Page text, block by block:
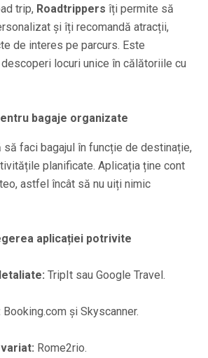
trip, Roadtrippers îți permite să
și îți recomandă atracții,
de interes pe parcurs. Este
locuri unice în călătoriile cu
bagaje organizate
să faci bagajul în funcție de destinație,
planificate. Aplicația ține cont
astfel încât să nu uiți nimic
aplicației potrivite
TripIt sau Google Travel.
Booking.com și Skyscanner.
Rome2rio.